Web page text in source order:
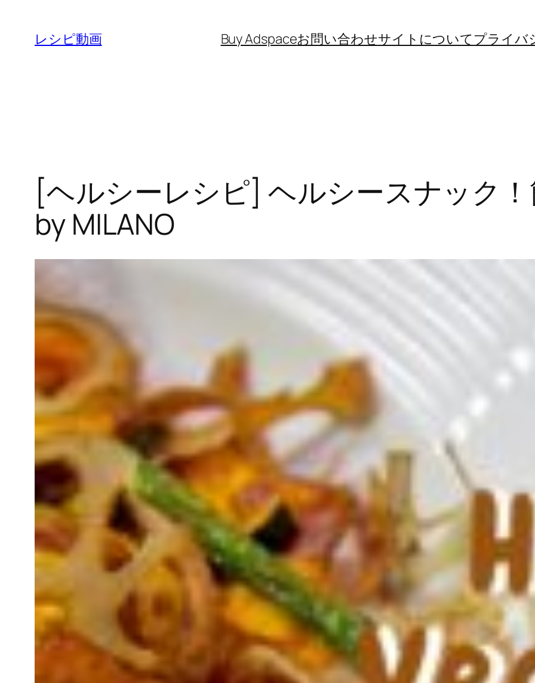
レシピ動画 Buy Adspaceお問い合わせサイトについてプライバ
[ヘルシーレシピ] ヘルシースナック
by MILANO